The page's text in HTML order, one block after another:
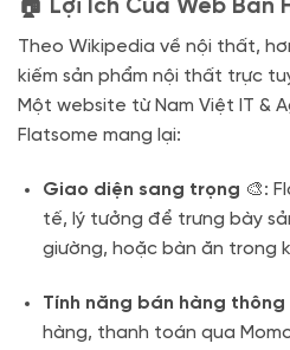
🏠 Lợi Ích Của Web Bán
Theo Wikipedia về nội thất,
kiếm sản phẩm nội thất trực
Một website từ Nam Việt IT &
Flatsome mang lại:
Giao diện sang trọng 🎨:
tế, lý tưởng để trưng bày
giường, hoặc bàn ăn trong
Tính năng bán hàng thông
hàng, thanh toán qua